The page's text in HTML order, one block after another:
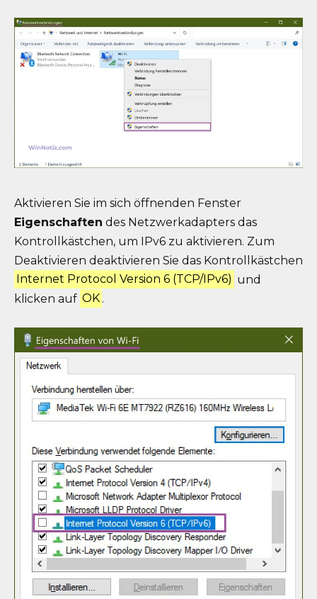
Aktivieren Sie im sich öffnenden Fenster
Eigenschaften des Netzwerkadapters das
Kontrollkästchen, um IPv6 zu aktivieren. Zum
Deaktivieren deaktivieren Sie das Kontrollkästchen
Internet Protocol Version 6 (TCP/IPv6) und
klicken auf OK .